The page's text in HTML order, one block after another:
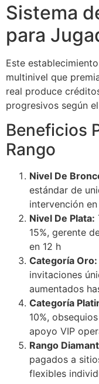
Sistema
para
Este
multinivel que
real produce
progresivos según
Beneficios
Rango
Nivel De
estándar de
intervención
Nivel De Plata:
15%, gerente
en 12 h
Categoría Oro:
invitaciones
aumentados
Categoría
10%,
apoyo VIP
Rango
pagados a
flexibles